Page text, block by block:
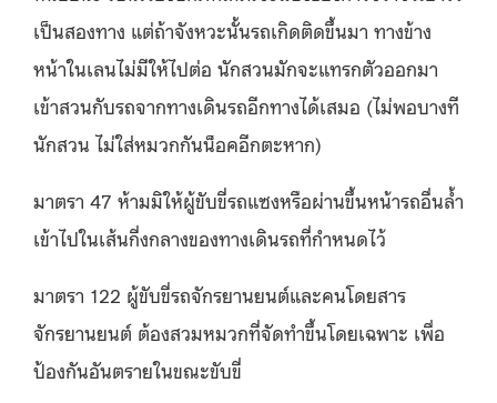
เป็นสองทาง แต่ถ้าจังหวะนั้นรถเกิดติดขึ้นมา ทางข้าง
หน้าในเลนไม่มีให้ไปต่อ นักสวนมักจะแทรกตัวออกมา
เข้าสวนกับรถจากทางเดินรถอีกทางได้เสมอ (ไม่พอบางที
นักสวน ไม่ใส่หมวกกันน็อคอีกตะหาก)
มาตรา 47 ห้ามมิให้ผู้ขับขี่รถแซงหรือผ่านขึ้นหน้ารถอื่นล้ำ
เข้าไปในเส้นกี่งกลางของทางเดินรถที่กำหนดไว้
มาตรา 122 ผู้ขับขี่รถจักรยานยนต์และคนโดยสาร
จักรยานยนต์ ต้องสวมหมวกที่จัดทำขึ้นโดยเฉพาะ เพื่อ
ป้องกันอันตรายในขณะขับขี่